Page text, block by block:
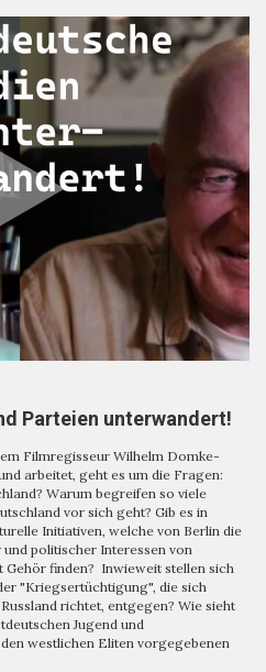
Parteien unterwandert!
Filmregisseur Wilhelm Domke-
arbeitet, geht es um die Fragen:
Warum begreifen so viele
vor sich geht? Gib es in
Initiativen, welche von Berlin die
politischer Interessen von
Gehör finden? Inwieweit stellen sich
"Kriegsertüchtigung", die sich
richtet, entgegen? Wie sieht
Jugend und
westlichen Eliten vorgegebenen